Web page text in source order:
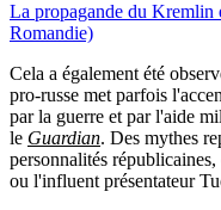
La propagande du Kremlin
Romandie)
Cela a également été
pro-russe met parfois
par la guerre et par l'aide
le Guardian. Des mythes
personnalités
ou l'influent présentateur